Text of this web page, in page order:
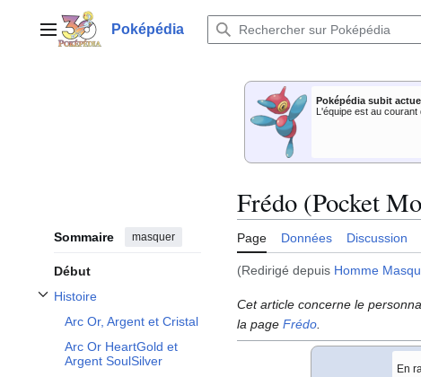
contenuMenu principalPoképédia
Poképédia subit
L'équipe est au
Sommaire masquer
Début
Histoire
Afficher / masquer la sous-section Histoire
Arc Or, Argent et Cristal
Arc Or HeartGold et
Argent SoulSilver
Frédo (Pocket
Page Données Discussion
(Redirigé depuis Homme
Cet article concerne le
la page Frédo
En